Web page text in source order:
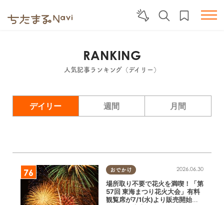
RANKING
人気記事ランキング（デイリー）
デイリー 週間 月間
おでかけ 2026.06.30
場所取り不要で花火を満喫！「第
57回 東海まつり花火大会」有料
観覧席が7/1(水)より販売開始／